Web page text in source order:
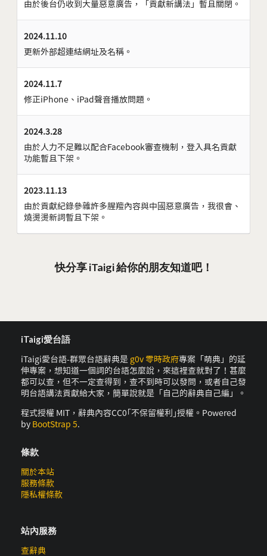
由於後台仍收到大量惡意廣告，「貢獻新講法」暫且關閉。
2024.11.10
更新外部超連結網址及名稱。
2024.11.7
修正iPhone、iPad聲音播放問題。
2024.3.28
由於人力不足難以配合Facebook審查機制，登入具名貢獻
功能暫且下架。
2023.11.13
由於貢獻紀錄參雜許多腥羶內容與中國惡意廣告，我很會、
燒燙燙新詞暫且下架。
快分享 iTaigi 給你的朋友知道吧！
iTaigi愛台語
iTaigi愛台語-群眾台語辭典是 g0v 零時政府專案「萌典」的延
伸專案，想知道一個詞的台語怎麼說，來這裡查就對了！甚麼
都可以查，但不一定查得到，查不到時可以發問，或者自己發
明台語講法貢獻給大家，簡單說就是「自己的辭典自己編」。
程式授權 MIT，辭典內容CC0｢不保留權利｣授權。Powered
by BootStrap 5.
條款
關於本站
服務條款
隱私權條款
站內服務
查辭典